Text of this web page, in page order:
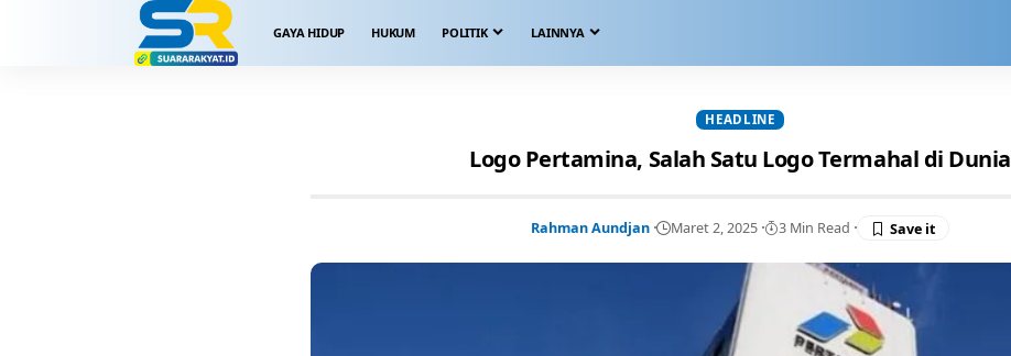
GAYA HIDUP HUKUM POLITIK LAINNYA
HEADLINE
Logo Pertamina, Salah Satu Logo Termahal di Dunia
Rahman Aundjan Maret 2, 2025 3 Min Read